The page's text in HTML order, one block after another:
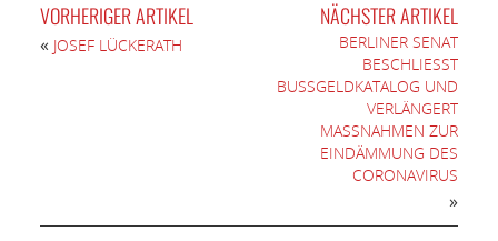
VORHERIGER ARTIKEL
« JOSEF LÜCKERATH
NÄCHSTER ARTIKEL
BERLINER SENAT
BESCHLIESST B
USSGELDKATALOG UND VE
RLÄNGERT MA
SSNAHMEN ZUR EIN
DÄMMUNG DES COR
ONAVIRUS
»